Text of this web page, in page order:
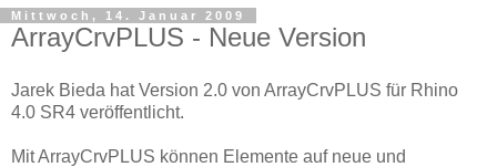
Mittwoch, 14. Januar 2009
ArrayCrvPLUS - Neue Version
Jarek Bieda hat Version 2.0 von ArrayCrvPLUS für Rhino
4.0 SR4 veröffentlicht.
Mit ArrayCrvPLUS können Elemente auf neue und